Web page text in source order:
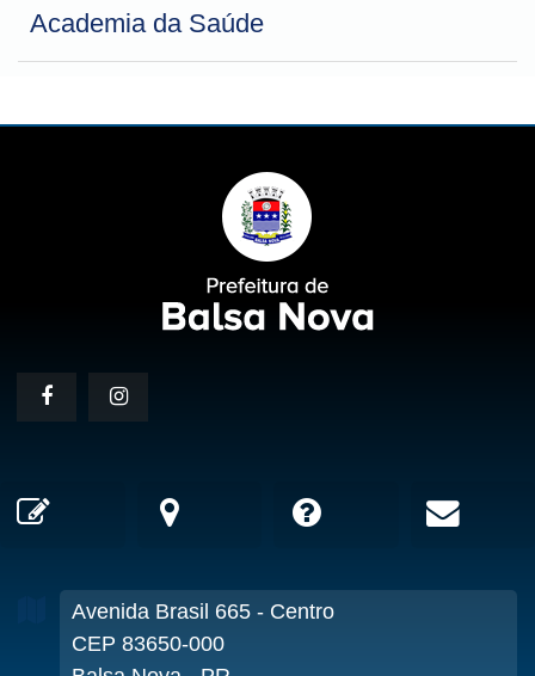
Academia da Saúde
Avenida Brasil 665 - Centro
CEP 83650-000